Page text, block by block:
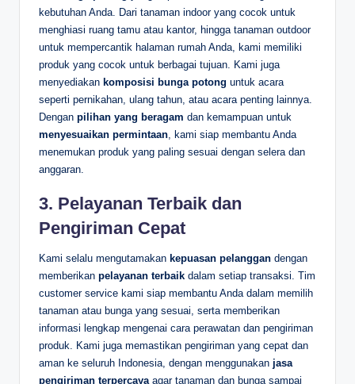
kebutuhan Anda. Dari tanaman indoor yang cocok untuk
menghiasi ruang tamu atau kantor, hingga tanaman outdoor
untuk mempercantik halaman rumah Anda, kami memiliki
produk yang cocok untuk berbagai tujuan. Kami juga
menyediakan komposisi bunga potong untuk acara
seperti pernikahan, ulang tahun, atau acara penting lainnya.
Dengan pilihan yang beragam dan kemampuan untuk
menyesuaikan permintaan, kami siap membantu Anda
menemukan produk yang paling sesuai dengan selera dan
anggaran.
3. Pelayanan Terbaik dan
Pengiriman Cepat
Kami selalu mengutamakan kepuasan pelanggan dengan
memberikan pelayanan terbaik dalam setiap transaksi. Tim
customer service kami siap membantu Anda dalam memilih
tanaman atau bunga yang sesuai, serta memberikan
informasi lengkap mengenai cara perawatan dan pengiriman
produk. Kami juga memastikan pengiriman yang cepat dan
aman ke seluruh Indonesia, dengan menggunakan jasa
pengiriman terpercayaagar tanaman dan bunga sampai